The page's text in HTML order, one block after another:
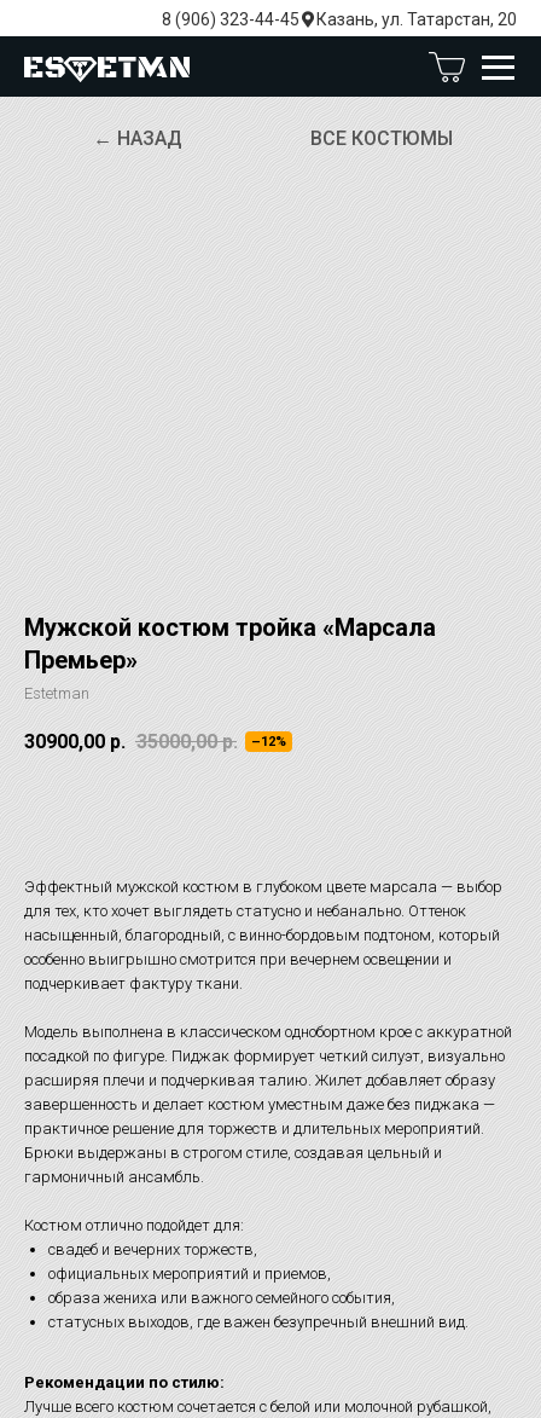
8 (906) 323-44-45 Казань, ул. Татарстан, 20
ВСЕ КОСТЮМЫ
← НАЗАД
Мужской костюм тройка «Марсала
Премьер»
Estetman
30900,00 р. 35000,00 р. –12%
ОТЛОЖИТЬ НА ПРИМЕРКУ
Эффектный мужской костюм в глубоком цвете марсала — выбор
для тех, кто хочет выглядеть статусно и небанально. Оттенок
насыщенный, благородный, с винно-бордовым подтоном, который
особенно выигрышно смотрится при вечернем освещении и
подчеркивает фактуру ткани.
Модель выполнена в классическом однобортном крое с аккуратной
посадкой по фигуре. Пиджак формирует четкий силуэт, визуально
расширяя плечи и подчеркивая талию. Жилет добавляет образу
завершенность и делает костюм уместным даже без пиджака —
практичное решение для торжеств и длительных мероприятий.
Брюки выдержаны в строгом стиле, создавая цельный и
гармоничный ансамбль.
Костюм отлично подойдет для:
свадеб и вечерних торжеств,
официальных мероприятий и приемов,
образа жениха или важного семейного события,
статусных выходов, где важен безупречный внешний вид.
Рекомендации по стилю:
Лучше всего костюм сочетается с белой или молочной рубашкой,